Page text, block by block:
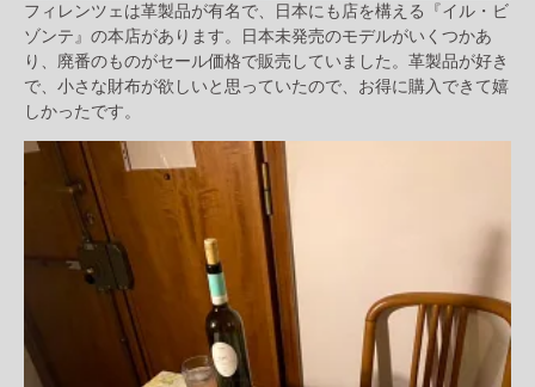
フィレンツェは革製品が有名で、日本にも店を構える『イル・ビ
ゾンテ』の本店があります。日本未発売のモデルがいくつかあ
り、廃番のものがセール価格で販売していました。革製品が好き
で、小さな財布が欲しいと思っていたので、お得に購入できて嬉
しかったです。